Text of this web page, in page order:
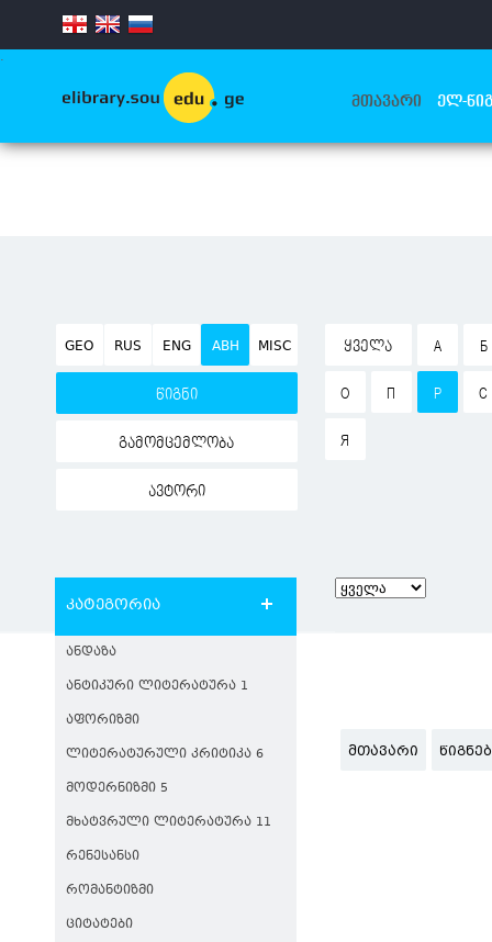
.
ᲛᲗᲐᲕᲐᲠᲘ ᲔᲚ-
GEO RUS ENG ABH MISC
წიგნი
გამომცემლობა
ავტორი
ᲧᲕᲔᲚᲐ А Б
О П Р С
Я
კატეგორია
ᲐᲜᲓᲐᲖᲐ
ᲐᲜᲢᲘᲙᲣᲠᲘ ᲚᲘᲢᲔᲠᲐᲢᲣᲠᲐ 1
ᲐᲤᲝᲠᲘᲖᲛᲘ
ᲚᲘᲢᲔᲠᲐᲢᲣᲠᲣᲚᲘ ᲙᲠᲘᲢᲘᲙᲐ 6
ᲛᲝᲓᲔᲠᲜᲘᲖᲛᲘ 5
ᲛᲮᲐᲢᲕᲠᲣᲚᲘ ᲚᲘᲢᲔᲠᲐᲢᲣᲠᲐ 11
ᲠᲔᲜᲔᲡᲐᲜᲡᲘ
ᲠᲝᲛᲐᲜᲢᲘᲖᲛᲘ
ᲪᲘᲢᲐᲢᲔᲑᲘ
ᲛᲗᲐᲕᲐᲠᲘ